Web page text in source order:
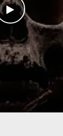
WATCH THE